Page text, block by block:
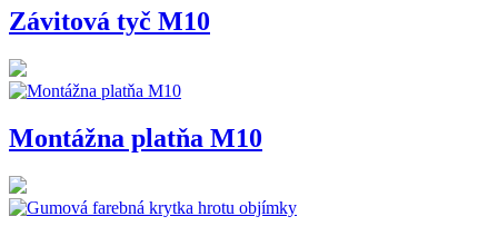
Závitová tyč M10
Montážna platňa M10